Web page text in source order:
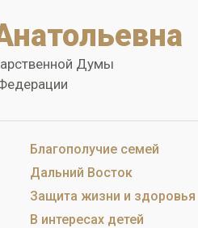
Думы
Благополучие семей
Дальний Восток
Защита жизни и здоровья
В интересах детей